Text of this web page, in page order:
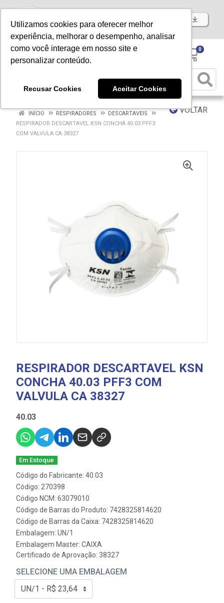
Utilizamos cookies para oferecer melhor
experiência, melhorar o desempenho, analisar
como você interage em nosso site e
personalizar conteúdo.
Recusar Cookies Aceitar Cookies
Baixe já nosso APP
0
VOLTAR
INÍCIO RESPIRADORES
DESCARTAVEIS
RESPIRADOR DESCARTAVEL KSN CONCHA 40.03 PFF3
COM VALVULA CA 38327
RESPIRADOR DESCARTAVEL KSN
CONCHA 40.03 PFF3 COM
VALVULA CA 38327
40.03
Em Estoque
Código do Fabricante: 40.03
Código: 270398
Código NCM: 63079010
Código de Barras do Produto: 7428325814620
Código de Barras da Caixa: 7428325814620
Embalagem: UN/1
Embalagem Master: CAIXA
Certificado de Aprovação: 38327
SELECIONE UMA EMBALAGEM